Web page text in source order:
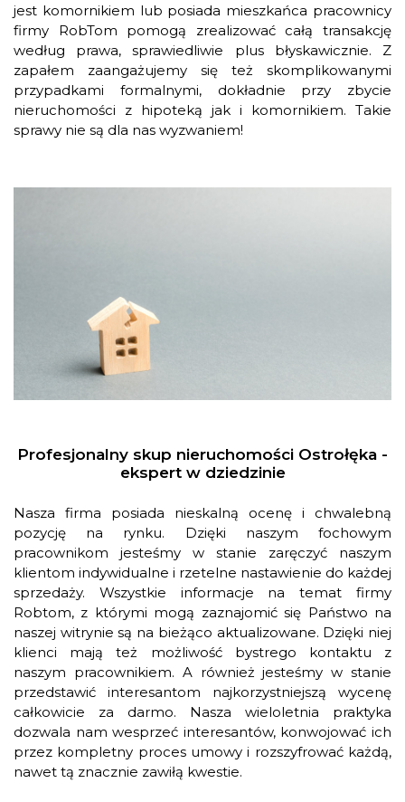
jest komornikiem lub posiada mieszkańca pracownicy
firmy RobTom pomogą zrealizować całą transakcję
według prawa, sprawiedliwie plus błyskawicznie. Z
zapałem zaangażujemy się też skomplikowanymi
przypadkami formalnymi, dokładnie przy zbycie
nieruchomości z hipoteką jak i komornikiem. Takie
sprawy nie są dla nas wyzwaniem!
Profesjonalny skup nieruchomości Ostrołęka -
ekspert w dziedzinie
Nasza firma posiada nieskalną ocenę i chwalebną
pozycję na rynku. Dzięki naszym fochowym
pracownikom jesteśmy w stanie zaręczyć naszym
klientom indywidualne i rzetelne nastawienie do każdej
sprzedaży. Wszystkie informacje na temat firmy
Robtom, z którymi mogą zaznajomić się Państwo na
naszej witrynie są na bieżąco aktualizowane. Dzięki niej
klienci mają też możliwość bystrego kontaktu z
naszym pracownikiem. A również jesteśmy w stanie
przedstawić interesantom najkorzystniejszą wycenę
całkowicie za darmo. Nasza wieloletnia praktyka
dozwala nam wesprzeć interesantów, konwojować ich
przez kompletny proces umowy i rozszyfrować każdą,
nawet tą znacznie zawiłą kwestie.